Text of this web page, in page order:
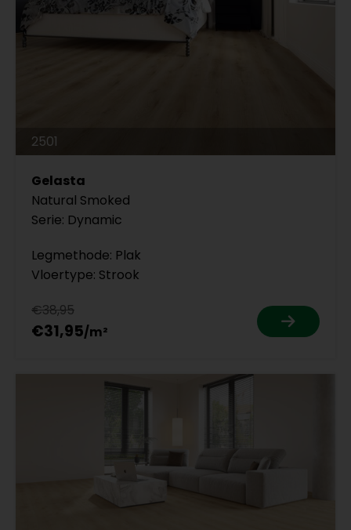
2501
Gelasta
Natural Smoked
Serie: Dynamic
Legmethode: Plak
Vloertype: Strook
€38,95
€31,95